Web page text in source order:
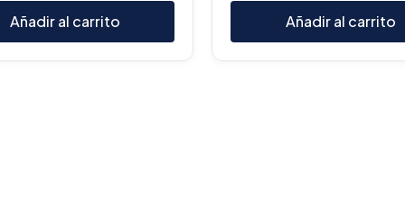
Añadir al carrito Añadir al carrito